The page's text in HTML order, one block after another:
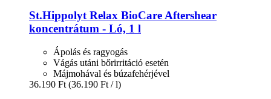
St.HippolytRelax BioCare Aftershear
koncentrátum -​ Ló, 1 l
Ápolás és ragyogás
Vágás utáni bőrirritáció esetén
Májmohával és búzafehérjével
36.190 Ft (36.190 Ft / l)